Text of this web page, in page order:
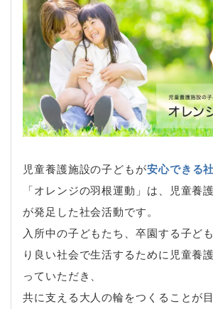
児童養護施設の子どもが安心できる
「オレンジの羽根運動」は、児童養
が発足した社会活動です。
入所中の子どもたち、卒園する子ど
り良い社会で生活するために児童養
っていただき、
共に支える大人の輪をつくることが目